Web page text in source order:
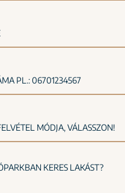
PL.: 06701234567
KERES LAKÁST?